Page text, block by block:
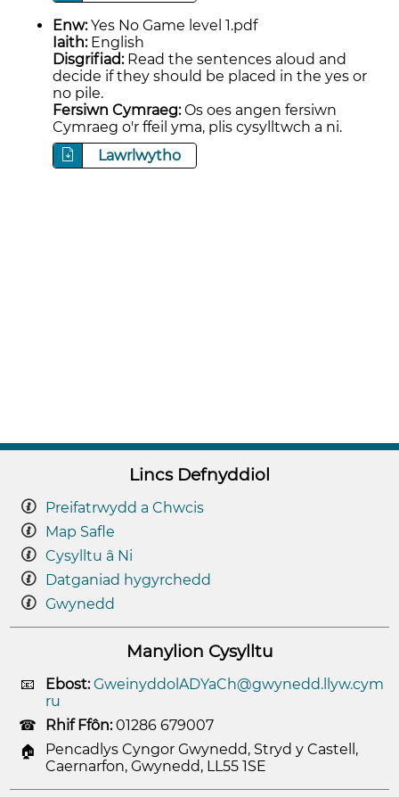
Enw:Yes No Game level 1.pdf
Iaith: English
Disgrifiad: Read the sentences aloud and
decide if they should be placed in the yes or
no pile.
Fersiwn Cymraeg:Os oes angen fersiwn
Cymraeg o'r ffeil yma, plis cysylltwch a ni.
Lawrlwytho
Lincs Defnyddiol
Preifatrwydd a Chwcis
Map Safle
Cysylltu â Ni
Datganiad hygyrchedd
Gwynedd
Manylion Cysylltu
Ebost: GweinyddolADYaCh@gwynedd.llyw.cym
ru
Rhif Ffôn:01286 679007
Pencadlys Cyngor Gwynedd, Stryd y Castell,
Caernarfon, Gwynedd, LL55 1SE